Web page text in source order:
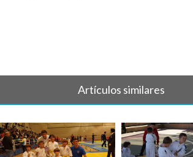
Artículos similares